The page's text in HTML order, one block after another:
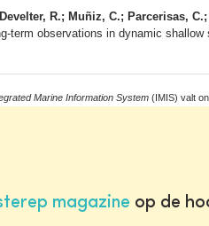
R.; Muñiz, C.; Parcerisas,
term observations in dynamic shallow
Marine Information System (IMIS) valt
magazine op de